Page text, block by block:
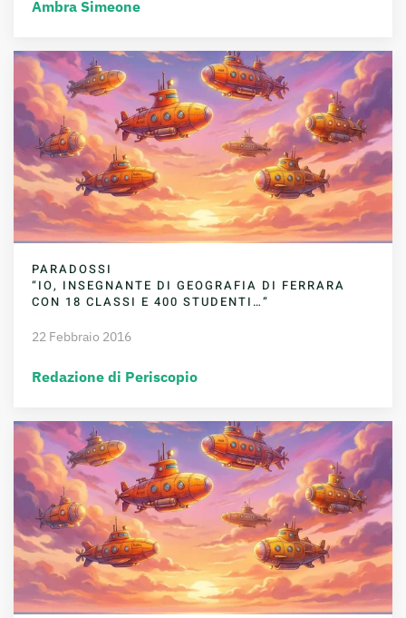
Ambra Simeone
PARADOSSI
“IO, INSEGNANTE DI GEOGRAFIA DI FERRARA
CON 18 CLASSI E 400 STUDENTI…”
22 Febbraio 2016
Redazione di Periscopio